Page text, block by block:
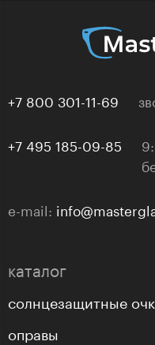
+7 800 301-11-69
+7 495 185-09-85
e-mail:
каталог
солнцезащитные
оправы